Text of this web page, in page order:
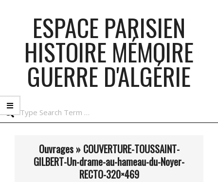
ESPACE PARISIEN
HISTOIRE MÉMOIRE
GUERRE D'ALGÉRIE
Ouvrages » COUVERTURE-TOUSSAINT-
GILBERT-Un-drame-au-hameau-du-Noyer-
RECTO-320×469